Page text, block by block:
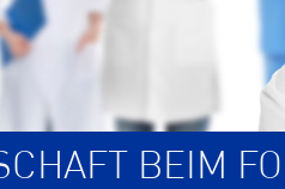
BEIM